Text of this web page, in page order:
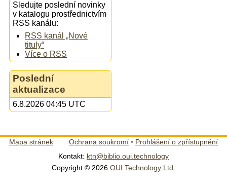
Sledujte poslední novinky
v katalogu prostřednictvím
RSS kanálu:
RSS kanál „Nové
tituly“
Více o RSS
Poslední
aktualizace
6.8.2026 04:45 UTC
Mapa stránek Ochrana soukromí • Prohlášení o zpřístupnění
Kontakt: ktn@biblio.oui.technology
Copyright © 2026 OUI Technology Ltd.